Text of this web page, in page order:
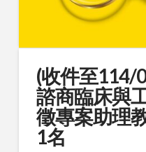
(收件至114/
諮商臨床與
徵專案助理
1名